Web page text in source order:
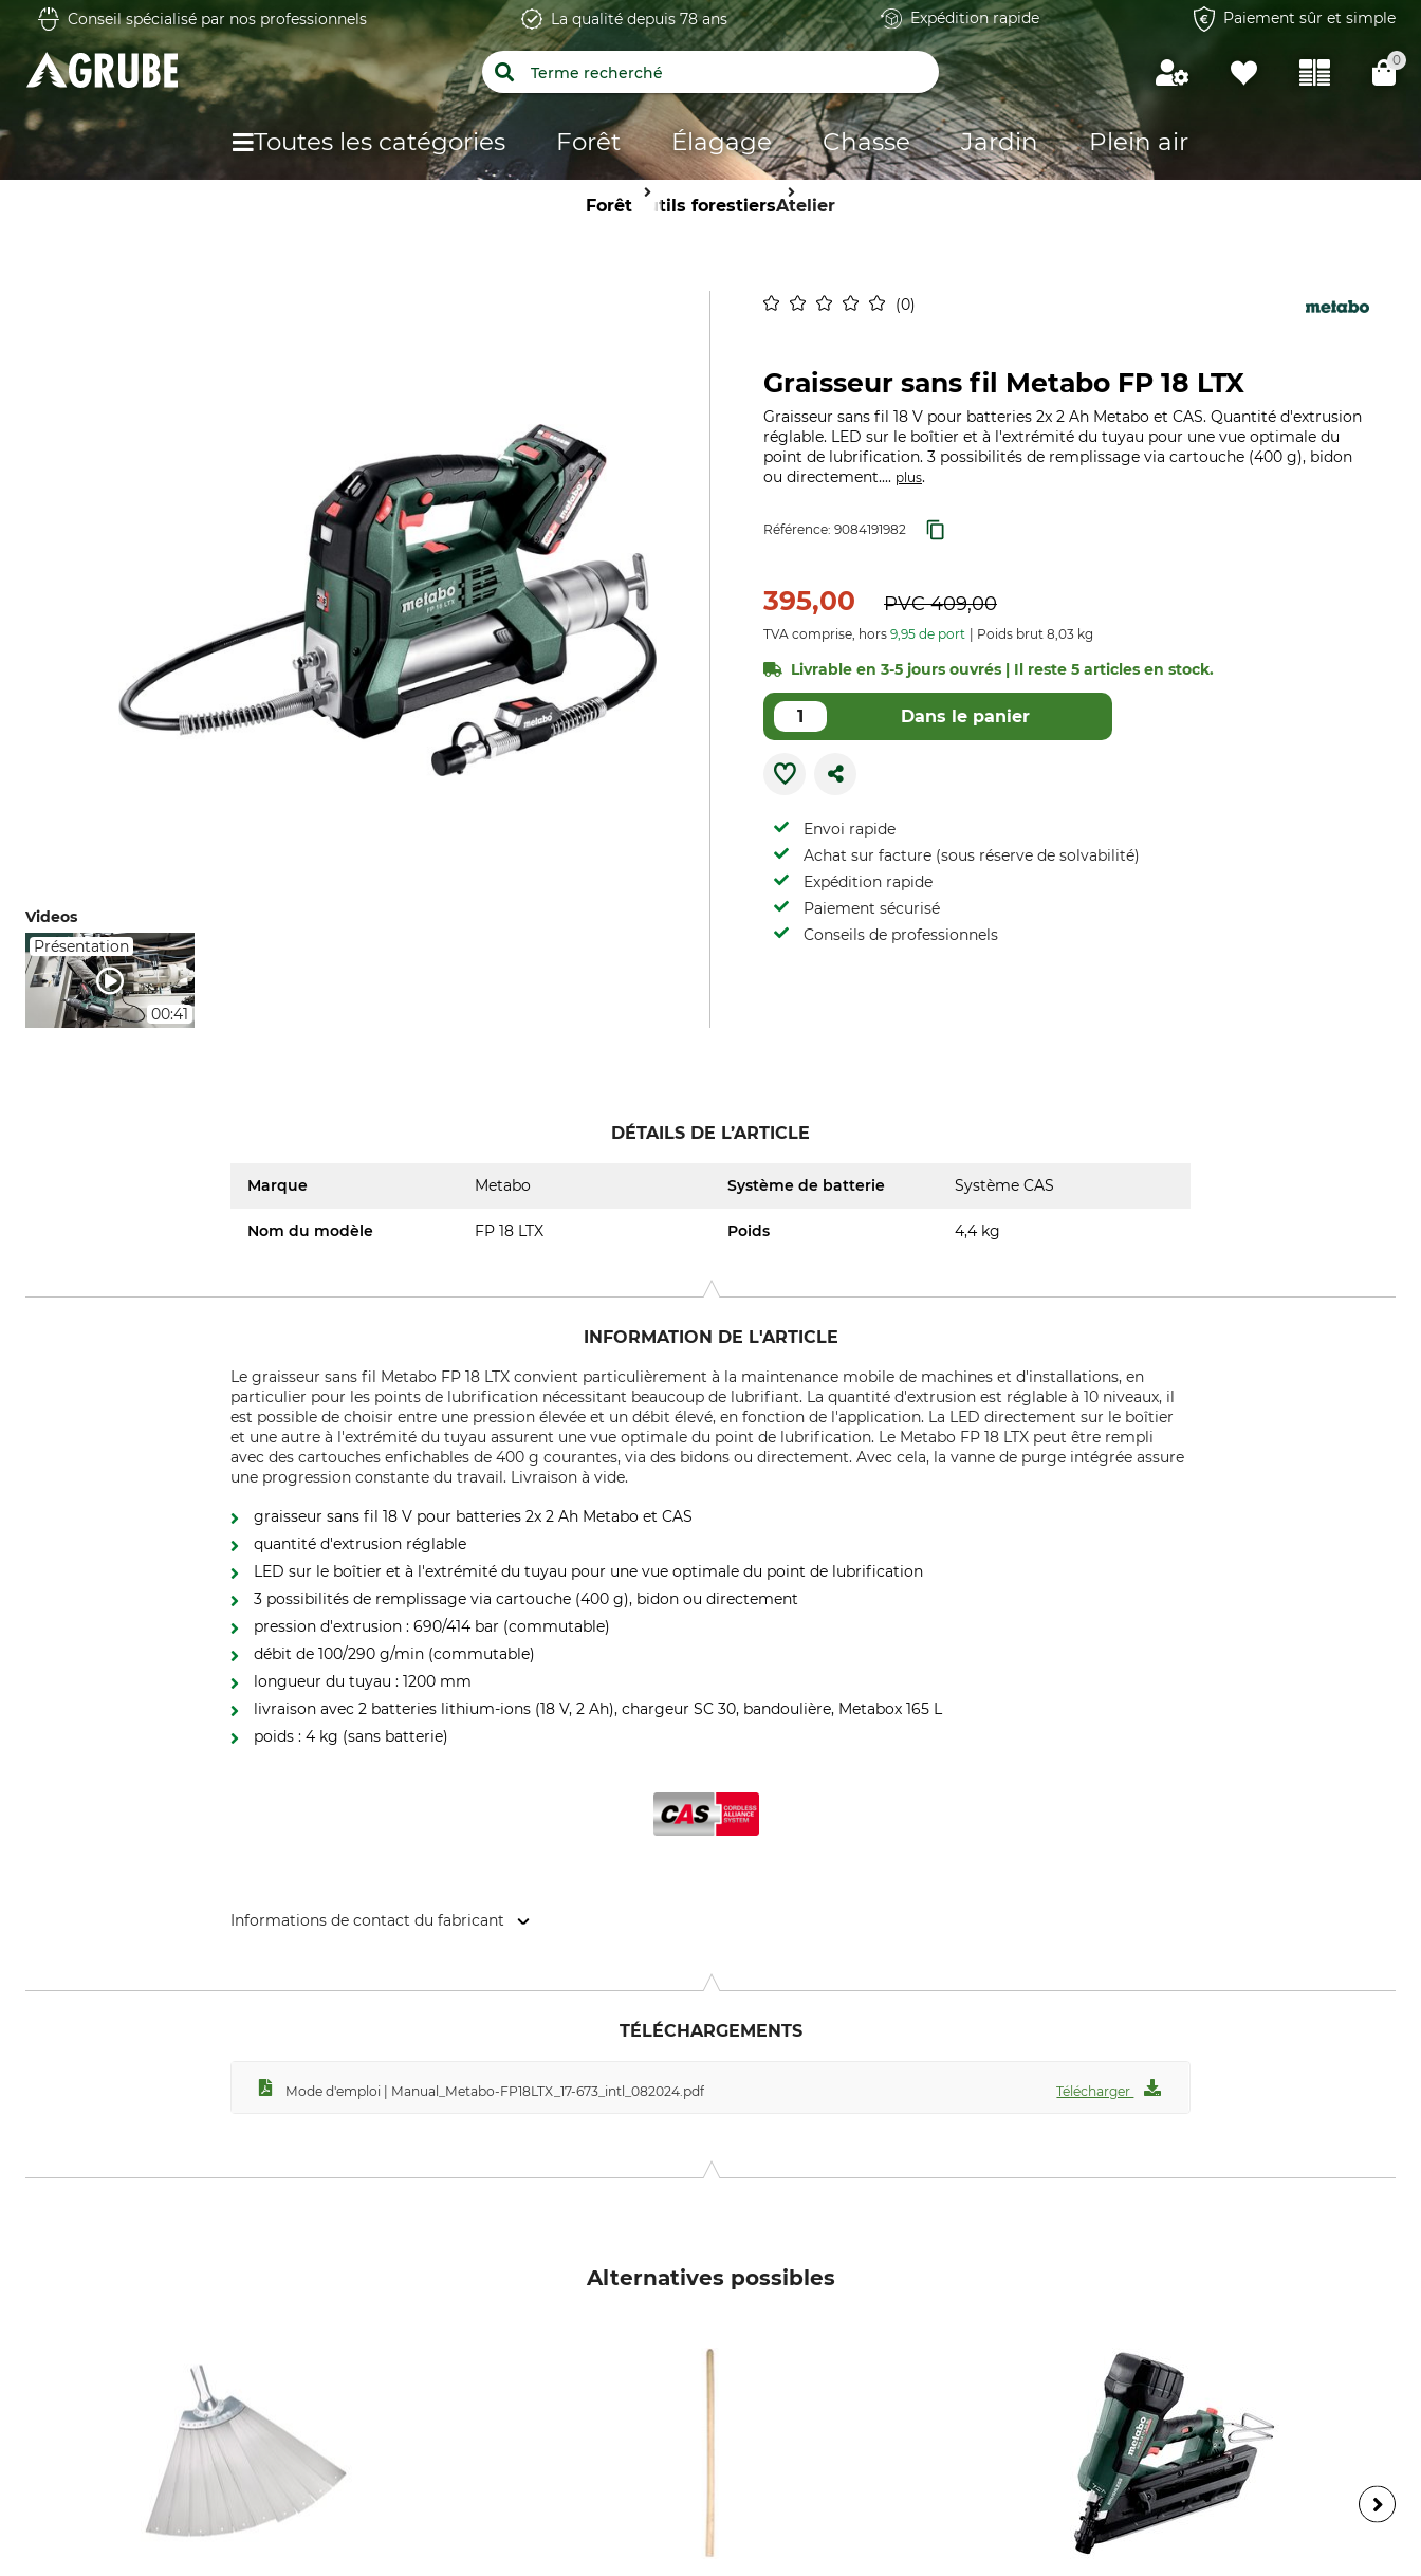
Conseil spécialisé par nos professionnels La qualité depuis 78 ans Expédition rapide Paiement sûr et simple
0
Toutes les catégories Forêt Élagage Chasse Jardin Plein air
Forêt Outils forestiersAtelier
0
Videos
Présentation
00:41
Graisseur sans fil Metabo FP 18 LTX
Graisseur sans fil 18 V pour batteries 2x 2 Ah Metabo et CAS. Quantité d'extrusion
réglable. LED sur le boîtier et à l'extrémité du tuyau pour une vue optimale du
point de lubrification. 3 possibilités de remplissage via cartouche (400 g), bidon
ou directement.... plus.
Référence: 9084191982
395,00 PVC409,00
TVA comprise, hors 9,95 de port Poids brut 8,03 kg
Livrable en 3-5 jours ouvrés | Il reste 5 articles en stock.
Dans le panier
Envoi rapide
Achat sur facture (sous réserve de solvabilité)
Expédition rapide
Paiement sécurisé
Conseils de professionnels
DÉTAILS DE L’ARTICLE
Marque Metabo Système de batterie Système CAS
Nom du modèle FP 18 LTX Poids 4,4 kg
INFORMATION DE L'ARTICLE
Le graisseur sans fil Metabo FP 18 LTX convient particulièrement à la maintenance mobile de machines et d'installations, en
particulier pour les points de lubrification nécessitant beaucoup de lubrifiant. La quantité d'extrusion est réglable à 10 niveaux, il
est possible de choisir entre une pression élevée et un débit élevé, en fonction de l'application. La LED directement sur le boîtier
et une autre à l'extrémité du tuyau assurent une vue optimale du point de lubrification. Le Metabo FP 18 LTX peut être rempli
avec des cartouches enfichables de 400 g courantes, via des bidons ou directement. Avec cela, la vanne de purge intégrée assure
une progression constante du travail. Livraison à vide.
graisseur sans fil 18 V pour batteries 2x 2 Ah Metabo et CAS
quantité d'extrusion réglable
LED sur le boîtier et à l'extrémité du tuyau pour une vue optimale du point de lubrification
3 possibilités de remplissage via cartouche (400 g), bidon ou directement
pression d'extrusion : 690/414 bar (commutable)
débit de 100/290 g/min (commutable)
longueur du tuyau : 1200 mm
livraison avec 2 batteries lithium-ions (18 V, 2 Ah), chargeur SC 30, bandoulière, Metabox 165 L
poids : 4 kg (sans batterie)
Informations de contact du fabricant
TÉLÉCHARGEMENTS
Mode d'emploi | Manual_Metabo-FP18LTX_17-673_intl_082024.pdf Télécharger
Alternatives possibles